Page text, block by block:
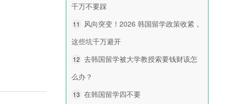
千万不要踩
11
风向突变！2026 韩国留学政策收紧，
这些坑千万避开
12 去韩国留学被大学教授索要钱财该怎
么办？
13 在韩国留学四不要